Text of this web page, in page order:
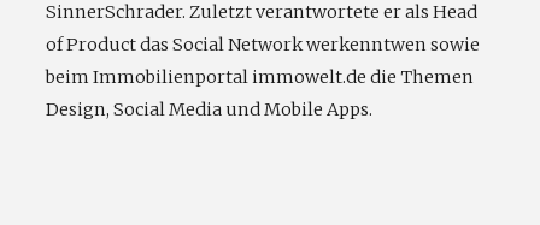
SinnerSchrader. Zuletzt verantwortete er als Head
of Product das Social Network werkenntwen sowie
beim Immobilienportal immowelt.de die Themen
Design, Social Media und Mobile Apps.